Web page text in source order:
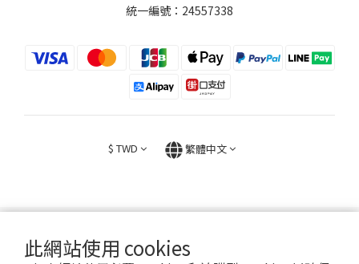
此網站使用 cookies
統一編號：24557338
$ TWD 繁體中文
2026 © FIGHT30 ｜ 官方音樂周邊商品與專輯。專售。